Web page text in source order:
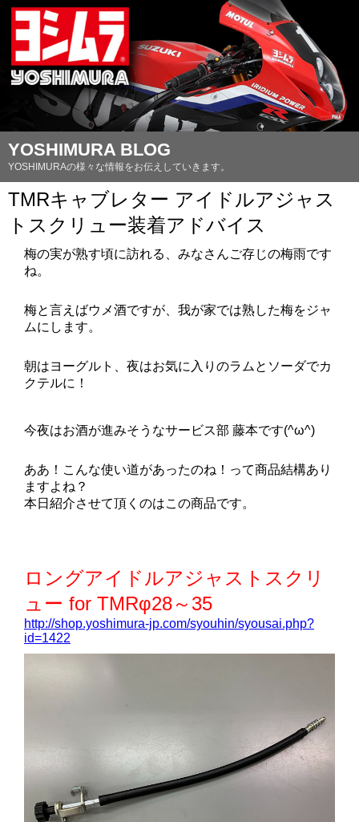
YOSHIMURA BLOG
YOSHIMURAの様々な情報をお伝えしていきます。
TMRキャブレター アイドルアジャス
トスクリュー装着アドバイス
梅の実が熟す頃に訪れる、みなさんご存じの梅雨です
ね。
梅と言えばウメ酒ですが、我が家では熟した梅をジャ
ムにします。
朝はヨーグルト、夜はお気に入りのラムとソーダでカ
クテルに！
今夜はお酒が進みそうなサービス部 藤本です(^ω^)
ああ！こんな使い道があったのね！って商品結構あり
ますよね？
本日紹介させて頂くのはこの商品です。
ロングアイドルアジャストスクリ
ュー for TMRφ28～35
http://shop.yoshimura-jp.com/syouhin/syousai.php?
id=1422